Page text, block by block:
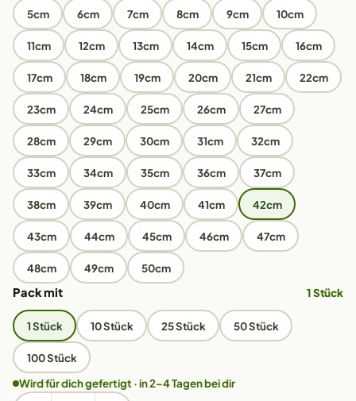
5cm 6cm 7cm 8cm 9cm 10cm
11cm 12cm 13cm 14cm 15cm 16cm
17cm 18cm 19cm 20cm 21cm 22cm
23cm 24cm 25cm 26cm 27cm
28cm 29cm 30cm 31cm 32cm
33cm 34cm 35cm 36cm 37cm
38cm 39cm 40cm 41cm 42cm
43cm 44cm 45cm 46cm 47cm
48cm 49cm 50cm
Pack mit 1 Stück
1 Stück 10 Stück 25 Stück 50 Stück
100 Stück
Wird für dich gefertigt · in 2–4 Tagen bei dir